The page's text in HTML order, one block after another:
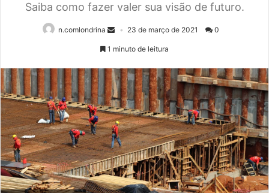
Saiba como fazer valer sua visão de futuro.
n.comlondrina 23 de março de 2021 0
1 minuto de leitura